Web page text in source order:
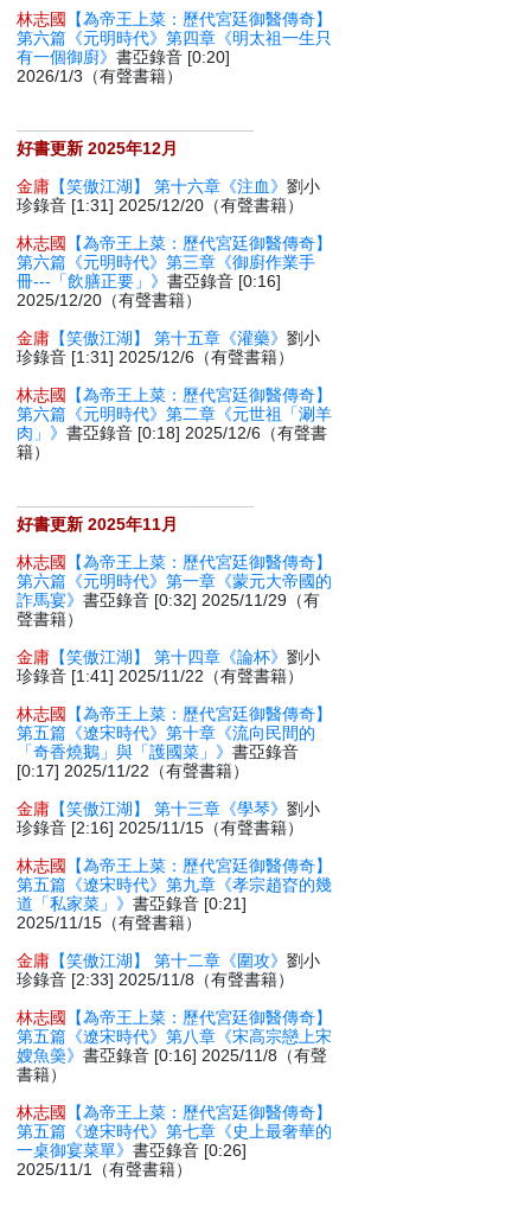
林志國
【為帝王上菜：歷代宮廷御醫傳奇】
第六篇《元明時代》第四章《明太祖一生只
有一個御廚》書亞錄音 [0:20]
2026/1/3（有聲書籍）
好書更新 2025年12月
金庸 【笑傲江湖】 第十六章《注血》劉小
珍錄音 [1:31] 2025/12/20（有聲書籍）
林志國
【為帝王上菜：歷代宮廷御醫傳奇】
第六篇《元明時代》第三章《御廚作業手
冊---「飲膳正要」》書亞錄音 [0:16]
2025/12/20（有聲書籍）
金庸 【笑傲江湖】 第十五章《灌藥》劉小
珍錄音 [1:31] 2025/12/6（有聲書籍）
林志國
【為帝王上菜：歷代宮廷御醫傳奇】
第六篇《元明時代》第二章《元世祖「涮羊
肉」》書亞錄音 [0:18] 2025/12/6（有聲書
籍）
好書更新 2025年11月
林志國
【為帝王上菜：歷代宮廷御醫傳奇】
第六篇《元明時代》第一章《蒙元大帝國的
詐馬宴》書亞錄音 [0:32] 2025/11/29（有
聲書籍）
金庸 【笑傲江湖】 第十四章《論杯》劉小
珍錄音 [1:41] 2025/11/22（有聲書籍）
林志國
【為帝王上菜：歷代宮廷御醫傳奇】
第五篇《遼宋時代》第十章《流向民間的
「奇香燒鵝」與「護國菜」》書亞錄音
[0:17] 2025/11/22（有聲書籍）
金庸 【笑傲江湖】 第十三章《學琴》劉小
珍錄音 [2:16] 2025/11/15（有聲書籍）
林志國
【為帝王上菜：歷代宮廷御醫傳奇】
第五篇《遼宋時代》第九章《孝宗趙昚的幾
道「私家菜」》書亞錄音 [0:21]
2025/11/15（有聲書籍）
金庸 【笑傲江湖】 第十二章《圍攻》劉小
珍錄音 [2:33] 2025/11/8（有聲書籍）
林志國
【為帝王上菜：歷代宮廷御醫傳奇】
第五篇《遼宋時代》第八章《宋高宗戀上宋
嫂魚羮》書亞錄音 [0:16] 2025/11/8（有聲
書籍）
林志國
【為帝王上菜：歷代宮廷御醫傳奇】
第五篇《遼宋時代》第七章《史上最奢華的
一桌御宴菜單》書亞錄音 [0:26]
2025/11/1（有聲書籍）